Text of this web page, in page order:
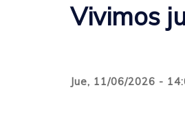
Vivimos
Jue, 11/06/2026 -